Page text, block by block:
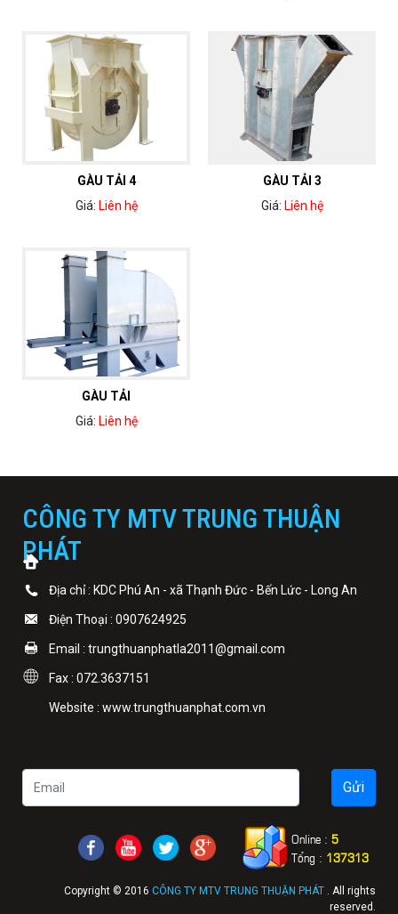
GÀU TẢI 4
Giá: Liên hệ
GÀU TẢI 3
Giá: Liên hệ
GÀU TẢI
Giá: Liên hệ
CÔNG TY MTV TRUNG THUẬN
PHÁT
Địa chỉ : KDC Phú An - xã Thạnh Đức - Bến Lức - Long An
Điện Thoại : 0907624925
Email : trungthuanphatla2011@gmail.com
Fax : 072.3637151
Website : www.trungthuanphat.com.vn
Online : 5
Tổng : 137313
Copyright © 2016 CÔNG TY MTV TRUNG THUẬN PHÁT . All rights
reserved.